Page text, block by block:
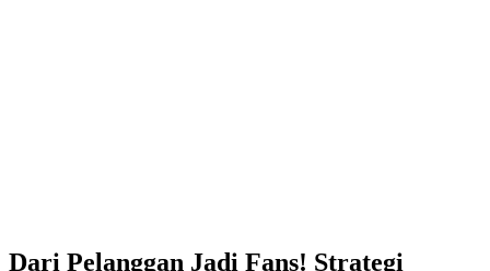
Dari Pelanggan Jadi Fans! Strategi